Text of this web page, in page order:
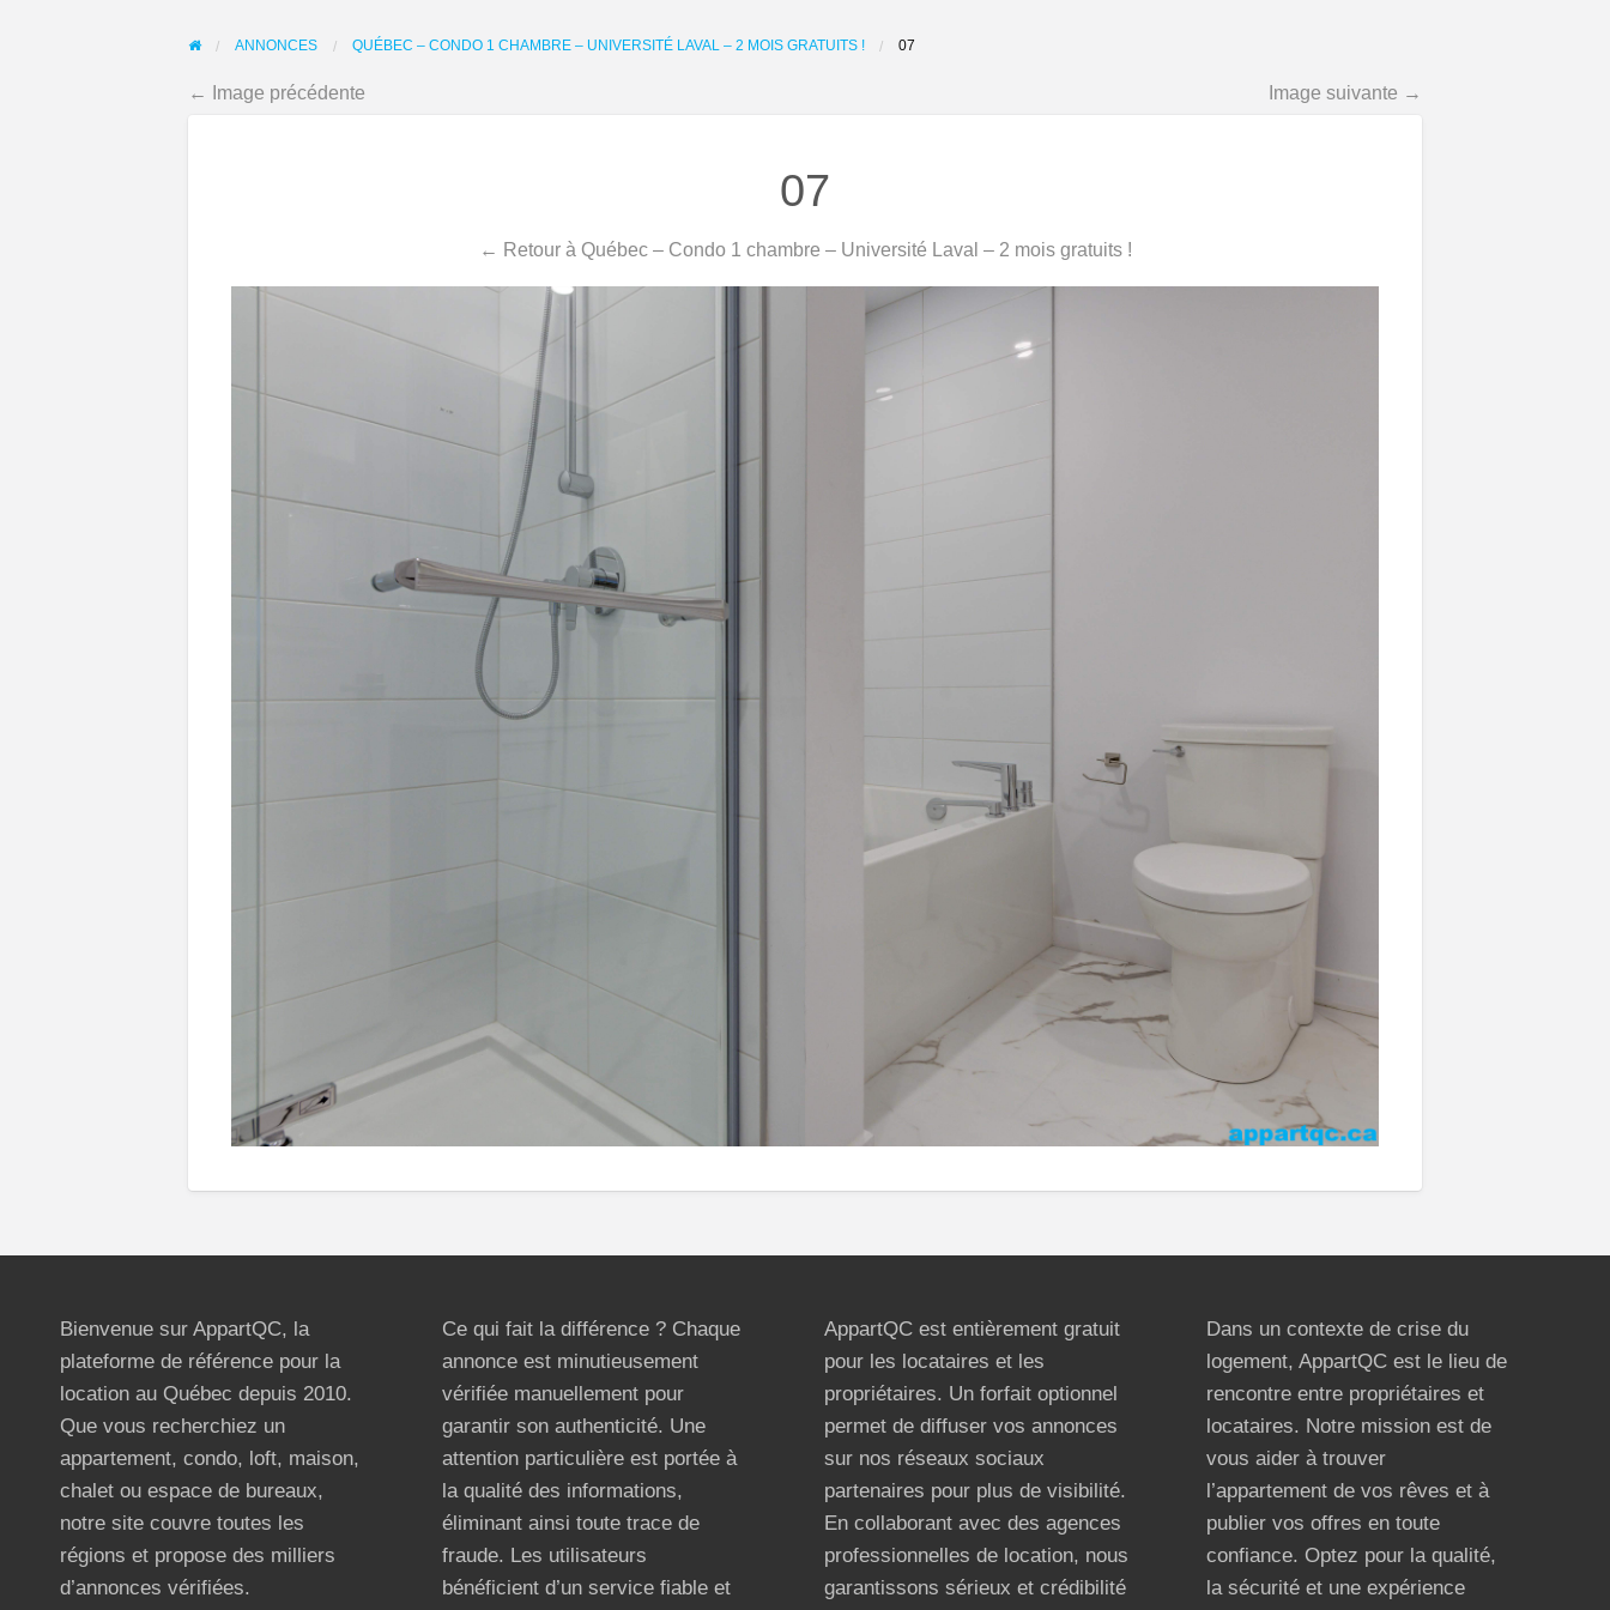
ANNONCES QUÉBEC – CONDO 1 CHAMBRE – UNIVERSITÉ LAVAL – 2 MOIS GRATUITS ! 07
← Image précédente Image suivante →
07
← Retour à Québec – Condo 1 chambre – Université Laval – 2 mois gratuits !
Bienvenue sur AppartQC, la
plateforme de référence pour la
location au Québec depuis 2010.
Que vous recherchiez un
appartement, condo, loft, maison,
chalet ou espace de bureaux,
notre site couvre toutes les
régions et propose des milliers
d’annonces vérifiées.
Ce qui fait la différence ? Chaque
annonce est minutieusement
vérifiée manuellement pour
garantir son authenticité. Une
attention particulière est portée à
la qualité des informations,
éliminant ainsi toute trace de
fraude. Les utilisateurs
bénéficient d’un service fiable et
AppartQC est entièrement gratuit
pour les locataires et les
propriétaires. Un forfait optionnel
permet de diffuser vos annonces
sur nos réseaux sociaux
partenaires pour plus de visibilité.
En collaborant avec des agences
professionnelles de location, nous
garantissons sérieux et crédibilité
Dans un contexte de crise du
logement, AppartQC est le lieu de
rencontre entre propriétaires et
locataires. Notre mission est de
vous aider à trouver
l’appartement de vos rêves et à
publier vos offres en toute
confiance. Optez pour la qualité,
la sécurité et une expérience